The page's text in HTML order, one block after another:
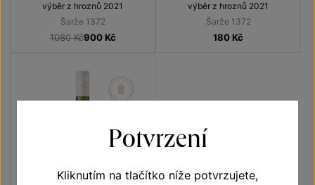
výběr z hroznů 2021
Šarže 1372
1080 Kč900 Kč
výběr z hroznů 2021
Šarže 1372
180 Kč
Potvrzení
Kliknutím na tlačítko níže potvrzujete,